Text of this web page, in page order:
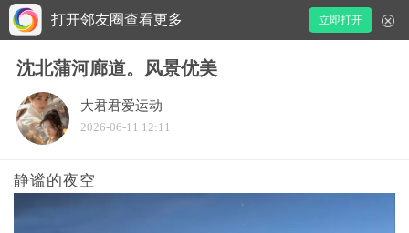
打开邻友圈查看更多 立即打开
沈北蒲河廊道。风景优美
大君君爱运动
2026-06-11 12:11
静谧的夜空